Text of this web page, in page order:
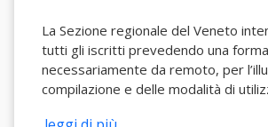
La Sezione regionale del Veneto
tutti gli iscritti prevedendo una
necessariamente da remoto, per
compilazione e delle modalità di